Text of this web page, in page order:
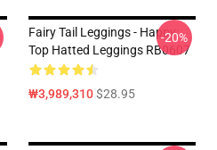
Fairy Tail Leggings - Happy:
Top Hatted Leggings RB0607
₩3,989,310$28.95
-20%